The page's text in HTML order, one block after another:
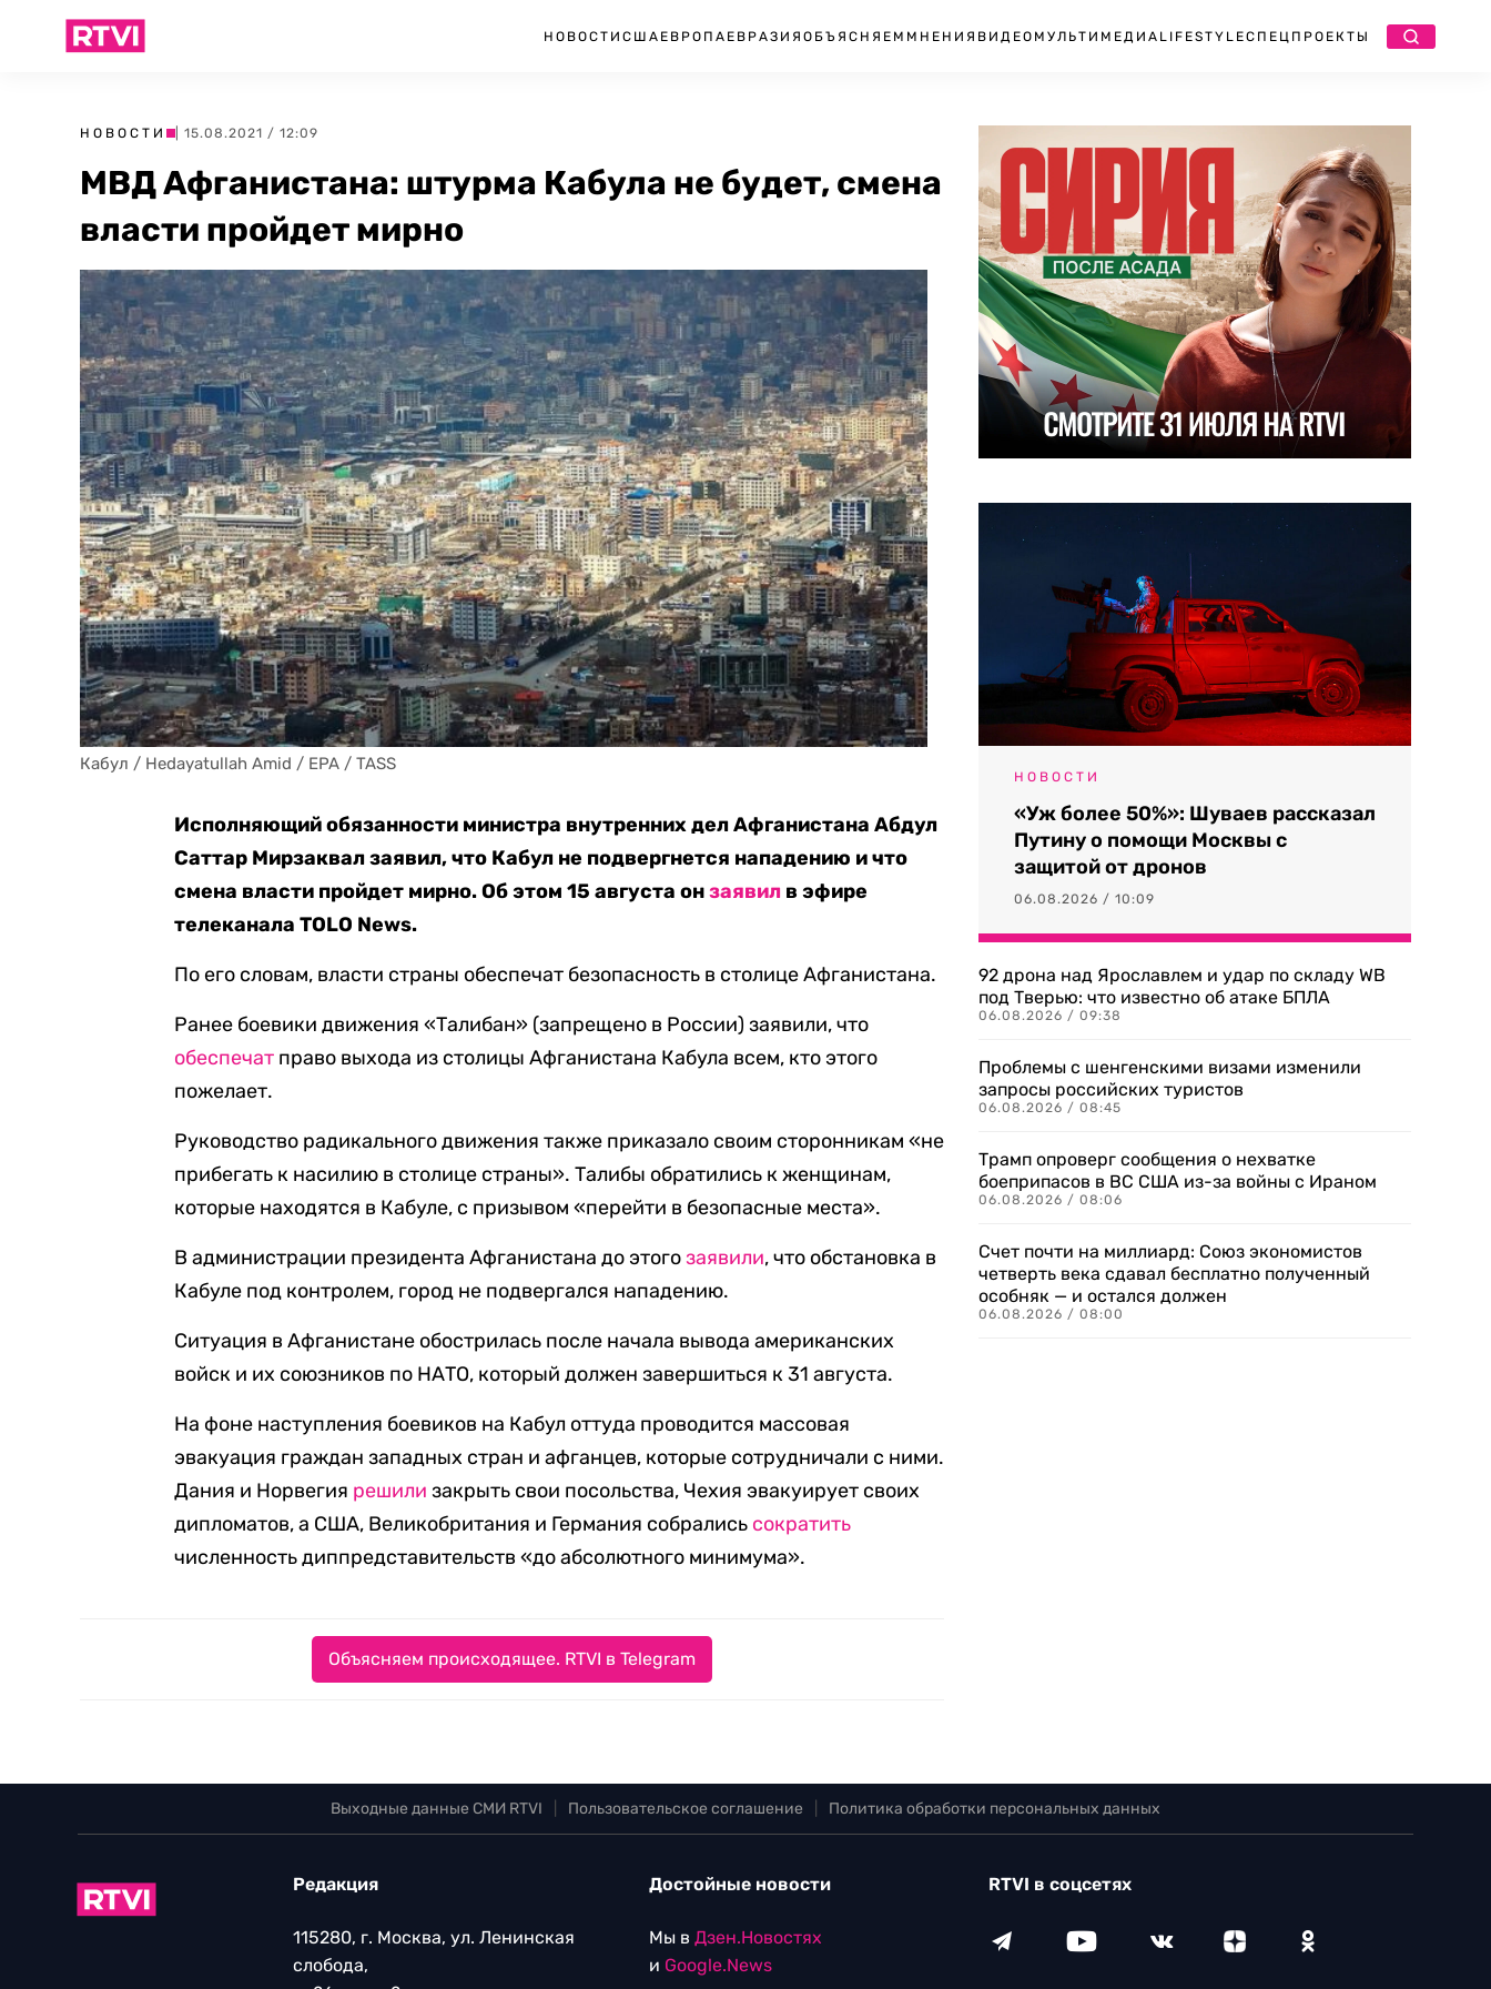
НОВОСТИ США ЕВРОПА ЕВРАЗИЯ ОБЪЯСНЯЕМ МНЕНИЯ ВИДЕО МУЛЬТИМЕДИА LIFESTYLEСПЕЦПРОЕКТЫ
НОВОСТИ | 15.08.2021 / 12:09
МВД Афганистана: штурма Кабула не будет, смена
власти пройдет мирно
Кабул / Hedayatullah Amid / EPA / TASS
Исполняющий обязанности министра внутренних дел Афганистана Абдул
Саттар Мирзаквал заявил, что Кабул не подвергнется нападению и что
смена власти пройдет мирно. Об этом 15 августа онзаявил в эфире
телеканала TOLO News.
По его словам, власти страны обеспечат безопасность в столице Афганистана.
Ранее боевики движения «Талибан» (запрещено в России) заявили, что
обеспечат право выхода из столицы Афганистана Кабула всем, кто этого
пожелает.
Руководство радикального движения также приказало своим сторонникам «не
прибегать к насилию в столице страны». Талибы обратились к женщинам,
которые находятся в Кабуле, с призывом «перейти в безопасные места».
В администрации президента Афганистана до этогозаявили, что обстановка в
Кабуле под контролем, город не подвергался нападению.
Ситуация в Афганистане обострилась после начала вывода американских
войск и их союзников по НАТО, который должен завершиться к 31 августа.
На фоне наступления боевиков на Кабул оттуда проводится массовая
эвакуация граждан западных стран и афганцев, которые сотрудничали с ними.
Дания и Норвегия решили закрыть свои посольства, Чехия эвакуирует своих
дипломатов, а США, Великобритания и Германия собрались сократить
численность диппредставительств «до абсолютного минимума».
Объясняем происходящее. RTVI в Telegram
НОВОСТИ
«Уж более 50%»: Шуваев рассказал
Путину о помощи Москвы с
защитой от дронов
06.08.2026 / 10:09
92 дрона над Ярославлем и удар по складу WB
под Тверью: что известно об атаке БПЛА
06.08.2026 / 09:38
Проблемы с шенгенскими визами изменили
запросы российских туристов
06.08.2026 / 08:45
Трамп опроверг сообщения о нехватке
боеприпасов в ВС США из-за войны с Ираном
06.08.2026 / 08:06
Счет почти на миллиард: Союз экономистов
четверть века сдавал бесплатно полученный
особняк — и остался должен
06.08.2026 / 08:00
Выходные данные СМИ RTVI Пользовательское соглашение Политика обработки персональных данных
Редакция
115280, г. Москва, ул. Ленинская
слобода,
Достойные новости
Мы в Дзен.Новостях
и Google.News
RTVI в соцсетях